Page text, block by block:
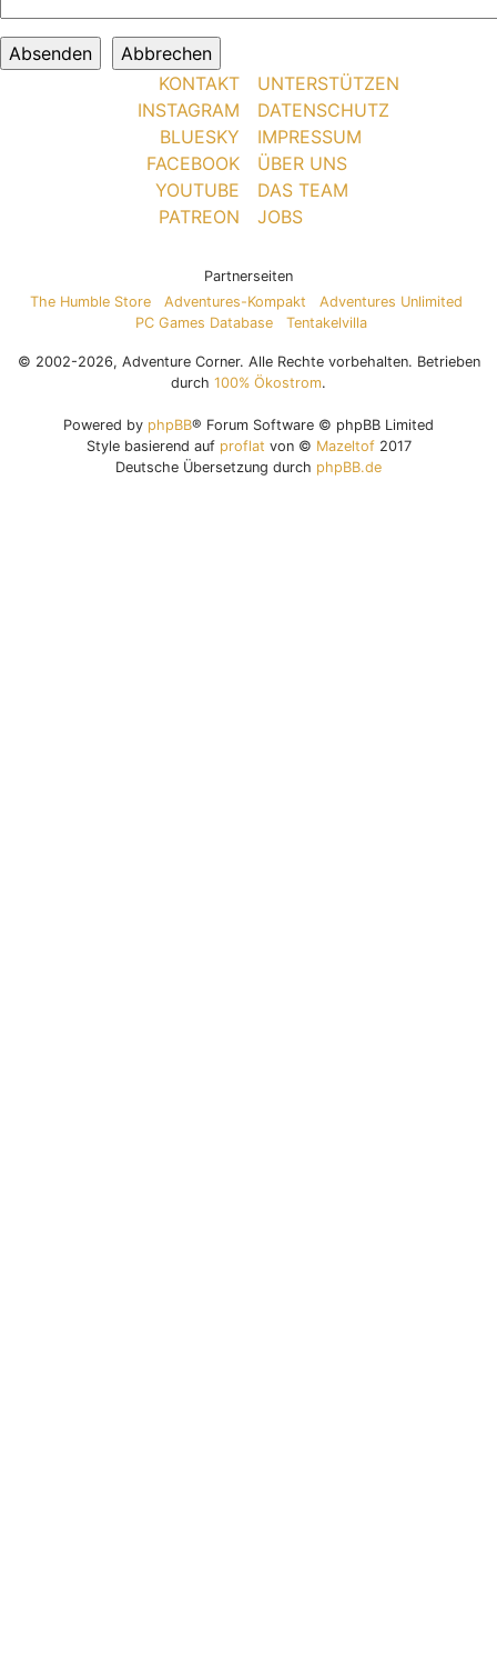
KONTAKT
INSTAGRAM
BLUESKY
FACEBOOK
YOUTUBE
PATREON
UNTERSTÜTZEN
DATENSCHUTZ
IMPRESSUM
ÜBER UNS
DAS TEAM
JOBS
Partnerseiten
The Humble Store
Adventures-Kompakt
Adventures Unlimited
PC Games Database
Tentakelvilla
© 2002-2026, Adventure Corner. Alle Rechte vorbehalten. Betrieben
durch 100% Ökostrom.
Powered by phpBB® Forum Software © phpBB Limited
Style basierend auf proflat von © Mazeltof2017
Deutsche Übersetzung durch phpBB.de